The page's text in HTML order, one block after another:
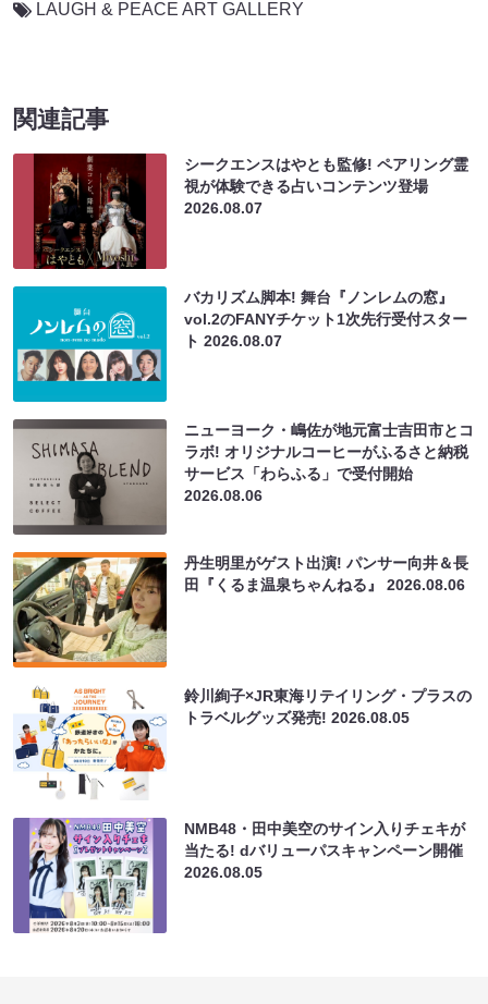
LAUGH & PEACE ART GALLERY
関連記事
シークエンスはやとも監修! ペアリング霊
視が体験できる占いコンテンツ登場
2026.08.07
バカリズム脚本! 舞台『ノンレムの窓』
vol.2のFANYチケット1次先行受付スター
ト2026.08.07
ニューヨーク・嶋佐が地元富士吉田市とコ
ラボ! オリジナルコーヒーがふるさと納税
サービス「わらふる」で受付開始
2026.08.06
丹生明里がゲスト出演! パンサー向井＆長
田『くるま温泉ちゃんねる』2026.08.06
鈴川絢子×JR東海リテイリング・プラスの
トラベルグッズ発売!2026.08.05
NMB48・田中美空のサイン入りチェキが
当たる! dバリューパスキャンペーン開催
2026.08.05